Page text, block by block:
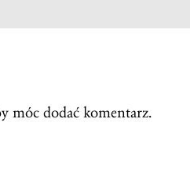
móc dodać komentarz.